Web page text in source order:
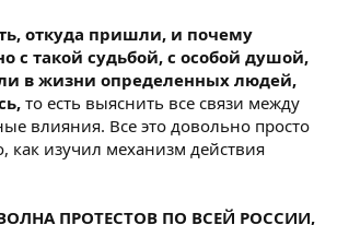
откуда пришли, и почему
с такой судьбой, с особой душой,
в жизни определенных людей,
то есть выяснить все связи между
влияния. Все это довольно просто
как изучил механизм действия
ПРОТЕСТОВ ПО ВСЕЙ РОССИИ,